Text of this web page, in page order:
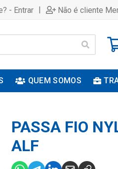
- Entrar | Não é cliente
QUEM SOMOS
PASSA FIO
ALF